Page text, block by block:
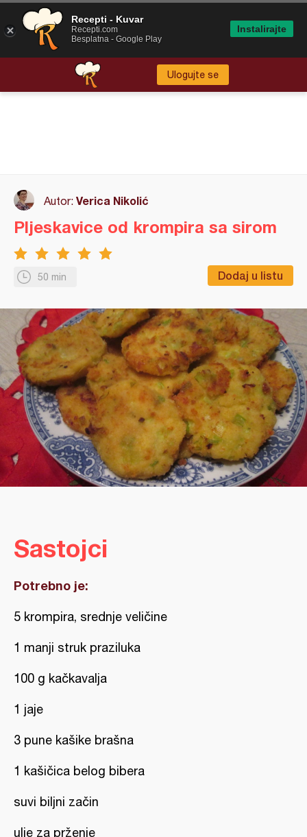
Ulogujte se
Autor: Verica Nikolić
50 min Dodaj u listu
Pljeskavice od krompira sa sirom
Sastojci
Potrebno je:
5 krompira, srednje veličine
1 manji struk praziluka
100 g kačkavalja
1 jaje
3 pune kašike brašna
1 kašičica belog bibera
suvi biljni začin
ulje za prženje
Recepti - Kuvar
Recepti.com
Besplatna - Google Play
Instalirajte